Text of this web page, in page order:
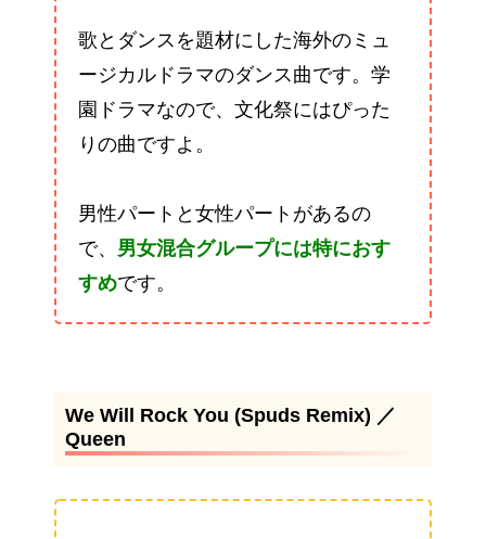
歌とダンスを題材にした海外のミュ
ージカルドラマのダンス曲です。学
園ドラマなので、文化祭にはぴった
りの曲ですよ。
男性パートと女性パートがあるの
で、 男女混合グループには特におす
すめです。
We Will Rock You (Spuds Remix) ／
Queen